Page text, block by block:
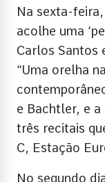
Na sexta-
acolhe uma
Carlos Santos
“Uma orelha
e Bachtler, e
três recitais
C, Estação
No segundo